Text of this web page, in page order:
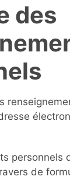
des
personnels
de